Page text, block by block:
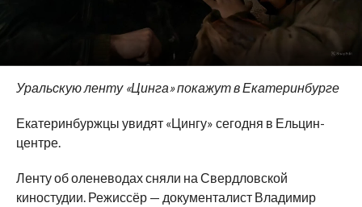
Уральскую ленту «Цинга»покажут в Екатеринбурге
Екатеринбуржцы увидят «Цингу» сегодня в Ельцин-
центре.
Ленту оболеневодах сняли на Свердловской
киностудии. Режиссёр — документалист Владимир